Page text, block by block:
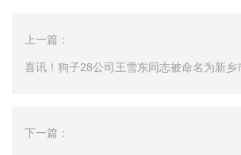
上一篇：
喜讯！狗子28公司王雪东同志被命名为新乡
下一篇：